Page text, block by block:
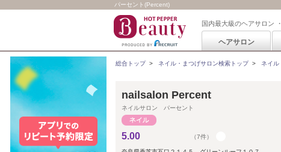
パーセント(Percent)
国内最大級のヘアサロン
ヘアサロン
総合トップ> ネイル・まつげサロン検索トップ> ネイル
nailsalon Percent
ネイルサロン パーセント
5.00 （7件）